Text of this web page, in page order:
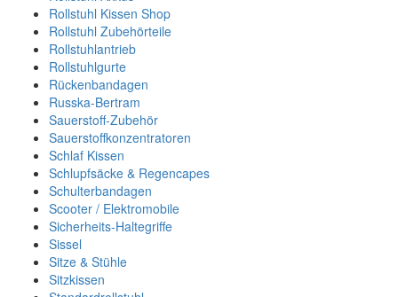
Rollstuhl Kissen Shop
Rollstuhl Zubehörteile
Rollstuhlantrieb
Rollstuhlgurte
Rückenbandagen
Russka-Bertram
Sauerstoff-Zubehör
Sauerstoffkonzentratoren
Schlaf Kissen
Schlupfsäcke & Regencapes
Schulterbandagen
Scooter / Elektromobile
Sicherheits-Haltegriffe
Sissel
Sitze & Stühle
Sitzkissen